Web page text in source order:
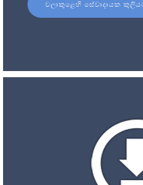
වලාකුළෙහි සේවාදායක